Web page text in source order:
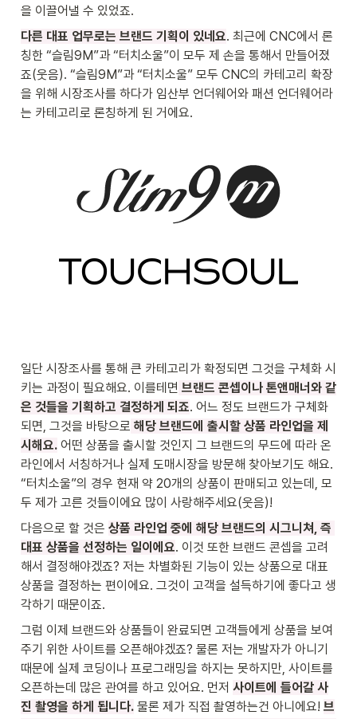
을 이끌어낼 수 있었죠.
다른 대표 업무로는 브랜드 기획이 있네요. 최근에 CNC에서 론
칭한 “슬림9M”과 “터치소울”이 모두 제 손을 통해서 만들어졌
죠(웃음). “슬림9M”과 “터치소울” 모두 CNC의 카테고리 확장
을 위해 시장조사를 하다가 임산부 언더웨어와 패션 언더웨어라
는 카테고리로 론칭하게 된 거에요.
일단 시장조사를 통해 큰 카테고리가 확정되면 그것을 구체화 시
키는 과정이 필요해요. 이를테면 브랜드 콘셉이나 톤앤매너와 같
은 것들을 기획하고 결정하게 되죠. 어느 정도 브랜드가 구체화
되면, 그것을 바탕으로 해당 브랜드에 출시할 상품 라인업을 제
시해요. 어떤 상품을 출시할 것인지 그 브랜드의 무드에 따라 온
라인에서 서칭하거나 실제 도매시장을 방문해 찾아보기도 해요.
“터치소울”의 경우 현재 약 20개의 상품이 판매되고 있는데, 모
두 제가 고른 것들이에요 많이 사랑해주세요(웃음)!
다음으로 할 것은 상품 라인업 중에 해당 브랜드의 시그니쳐, 즉
대표 상품을 선정하는 일이에요. 이것 또한 브랜드 콘셉을 고려
해서 결정해야겠죠? 저는 차별화된 기능이 있는 상품으로 대표
상품을 결정하는 편이에요. 그것이 고객을 설득하기에 좋다고 생
각하기 때문이죠.
그럼 이제 브랜드와 상품들이 완료되면 고객들에게 상품을 보여
주기 위한 사이트를 오픈해야겠죠? 물론 저는 개발자가 아니기
때문에 실제 코딩이나 프로그래밍을 하지는 못하지만, 사이트를
오픈하는데 많은 관여를 하고 있어요. 먼저 사이트에 들어갈 사
진 촬영을 하게 됩니다. 물론 제가 직접 촬영하는건 아니에요! 브